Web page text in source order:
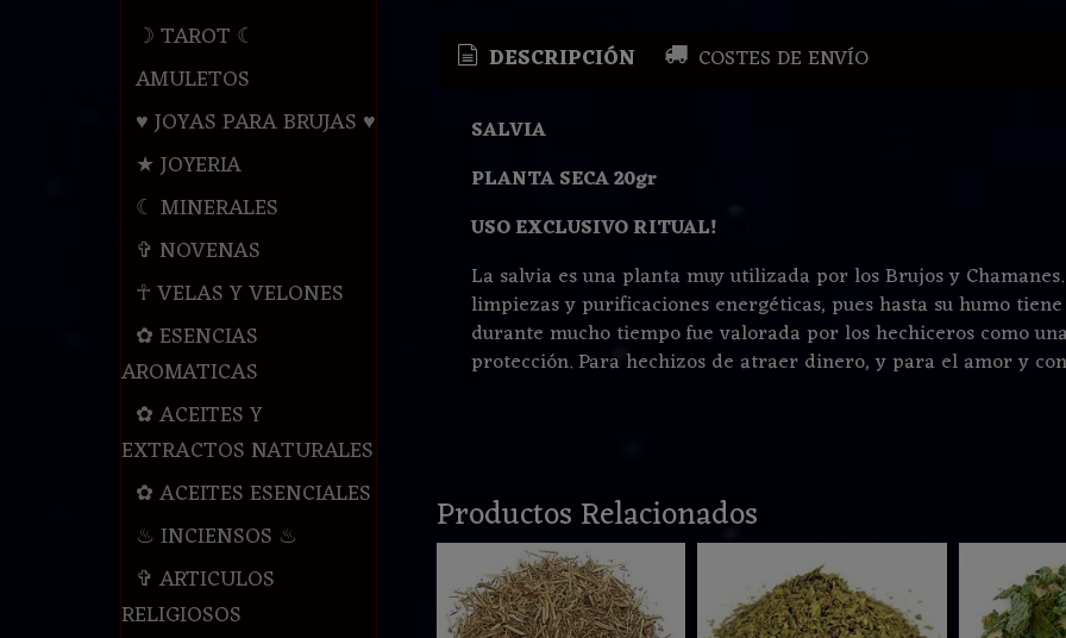
☽ TAROT ☾
AMULETOS
♥ JOYAS PARA BRUJAS ♥
★ JOYERIA
☾ MINERALES
✞ NOVENAS
☥ VELAS Y VELONES
✿ ESENCIAS
AROMATICAS
✿ ACEITES Y
EXTRACTOS NATURALES
✿ ACEITES ESENCIALES
♨ INCIENSOS ♨
✞ ARTICULOS
RELIGIOSOS
DESCRIPCIÓN COSTES DE ENVÍO
SALVIA
PLANTA SECA 20gr
USO EXCLUSIVO RITUAL!
La salvia es una planta muy utilizada por los Brujos y
limpiezas y purificaciones energéticas, pues hasta su humo
durante mucho tiempo fue valorada por los hechiceros como
protección. Para hechizos de atraer dinero, y para el amor y
Productos Relacionados